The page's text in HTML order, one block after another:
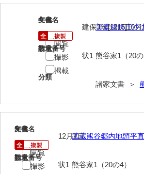
大中家文書
大中家文書（神奈川県）
大野毛利家文書
大村益次郎文書
大本氏収集文書
岡家文書（周南市）
岡田家文書（徳地町）
岡田学収集史料
4
文書名
美濃鵜飼庄沙
請求番号
熊谷家1（20の
分類
諸家文書 ＞
年代
建保3年[1215]10月
数量
状1
閲覧
撮影
掲載
5
文書名
武蔵熊谷郷内地頭平
請求番号
熊谷家1（20の4）
年代
12月1日
数量
状1
閲覧
撮影